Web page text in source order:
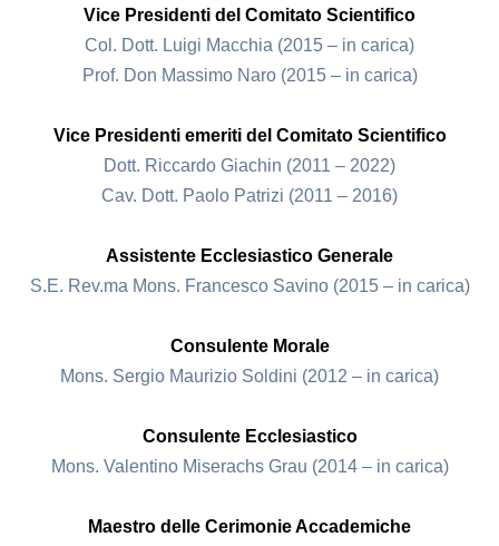
Vice Presidenti del Comitato Scientifico
Col. Dott. Luigi Macchia (2015 – in carica)
Prof. Don Massimo Naro (2015 – in carica)
Vice Presidenti emeriti del Comitato Scientifico
Dott. Riccardo Giachin (2011 – 2022)
Cav. Dott. Paolo Patrizi (2011 – 2016)
Assistente Ecclesiastico Generale
S.E. Rev.ma Mons. Francesco Savino (2015 – in carica)
Consulente Morale
Mons. Sergio Maurizio Soldini (2012 – in carica)
Consulente Ecclesiastico
Mons. Valentino Miserachs Grau (2014 – in carica)
Maestro delle Cerimonie Accademiche